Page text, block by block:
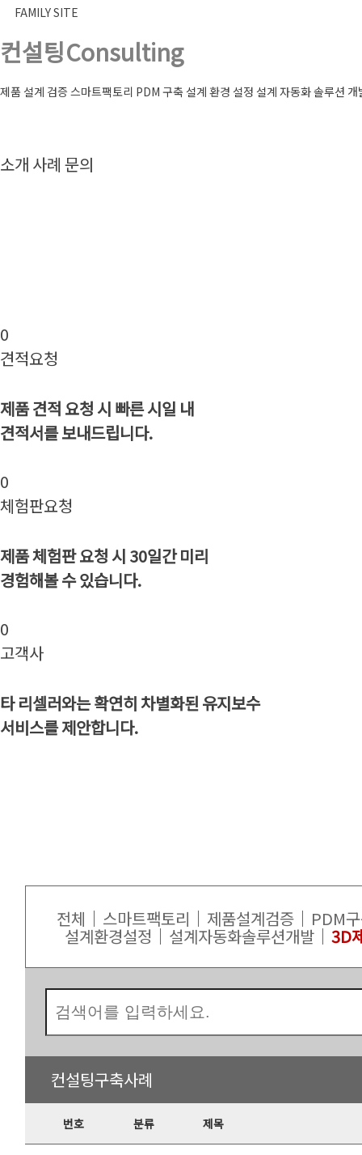
FAMILY SITE
컨설팅Consulting
제품 설계 검증 스마트팩토리 PDM 구축 설계 환경 설정 설계 자동화 솔루션 개
소개 사례 문의
0
견적요청
제품 견적 요청 시 빠른 시일 내
견적서를 보내드립니다.
0
체험판요청
제품 체험판 요청 시 30일간 미리
경험해볼 수 있습니다.
0
고객사
타 리셀러와는 확연히 차별화된 유지보수
서비스를 제안합니다.
전체 스마트팩토리 제품설계검증 PDM
설계환경설정 설계자동화솔루션개발 3D
컨설팅구축사례
번호 분류 제목